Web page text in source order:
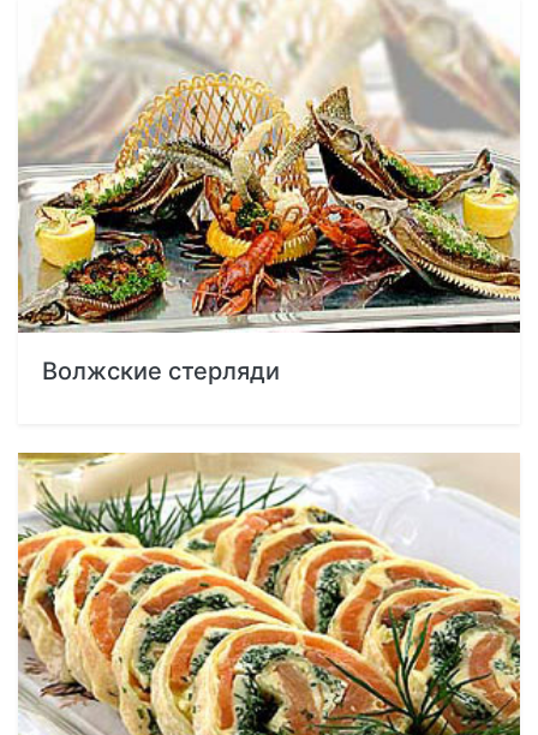
Волжские стерляди